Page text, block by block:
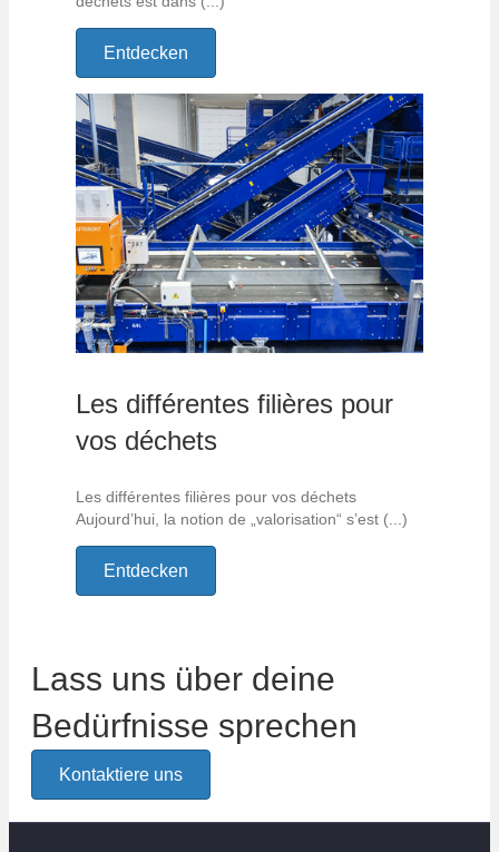
Entdecken
Les différentes filières pour
vos déchets
Les différentes filières pour vos déchets
Aujourd’hui, la notion de „valorisation“ s’est (...)
Entdecken
Lass uns über deine
Bedürfnisse sprechen
Kontaktiere uns